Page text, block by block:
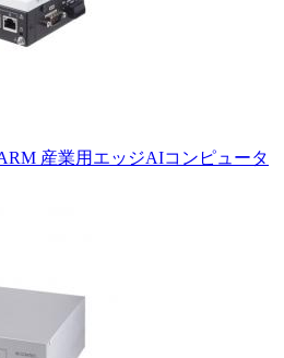
産業用エッジAIコンピュータ